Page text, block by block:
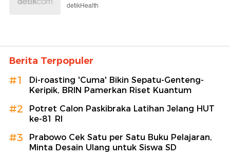
detikHealth
Berita Terpopuler
#1
Di-roasting 'Cuma' Bikin Sepatu-Genteng-
Keripik, BRIN Pamerkan Riset Kuantum
#2
Potret Calon Paskibraka Latihan Jelang HUT
ke-81 RI
#3
Prabowo Cek Satu per Satu Buku Pelajaran,
Minta Desain Ulang untuk Siswa SD